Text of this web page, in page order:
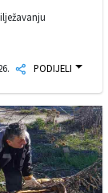
PODIJELI